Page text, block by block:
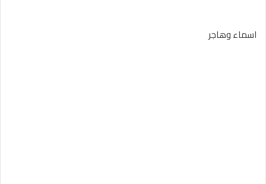
اسماء وهاجر